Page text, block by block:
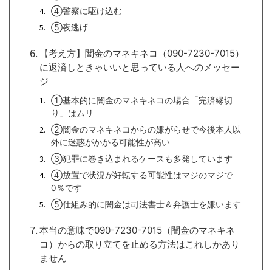
④警察に駆け込む
⑤夜逃げ
【考え方】闇金のマネキネコ（090-7230-7015）
に返済しときゃいいと思っている人へのメッセー
ジ
①基本的に闇金のマネキネコの場合「完済縁切
り」はムリ
②闇金のマネキネコからの嫌がらせで今後本人以
外に迷惑がかかる可能性が高い
③犯罪に巻き込まれるケースも多発しています
④放置で状況が好転する可能性はマジのマジで
0％です
⑤仕組み的に闇金は司法書士＆弁護士を嫌います
本当の意味で090-7230-7015（闇金のマネキネ
コ）からの取り立てを止める方法はこれしかあり
ません